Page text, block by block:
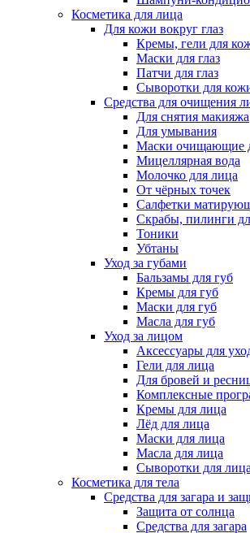
Косметика для лица
Для кожи вокруг глаз
Кремы, гели для
Маски для глаз
Патчи для глаз
Сыворотки для
Средства для очищения
Для снятия макияжа
Для умывания
Маски очищающие
Мицеллярная вода
Молочко для лица
От чёрных точек
Салфетки
Скрабы, пилинги
Тоники
Убтаны
Уход за губами
Бальзамы для губ
Кремы для губ
Маски для губ
Масла для губ
Уход за лицом
Аксессуары для
Гели для лица
Для бровей и
Комплексные
Кремы для лица
Лёд для лица
Маски для лица
Масла для лица
Сыворотки для лица
Косметика для тела
Средства для загара и
Защита от солнца
Средства для загара